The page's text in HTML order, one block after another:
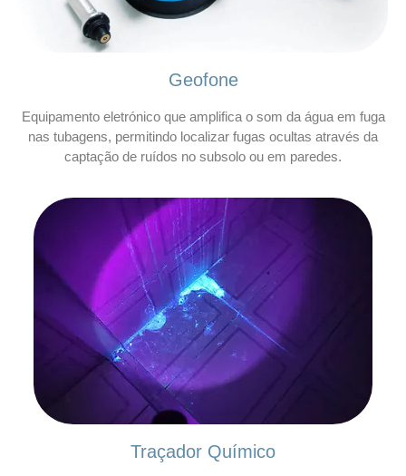
Geofone
Equipamento eletrónico que amplifica o som da água em fuga
nas tubagens, permitindo localizar fugas ocultas através da
captação de ruídos no subsolo ou em paredes.
Traçador Químico